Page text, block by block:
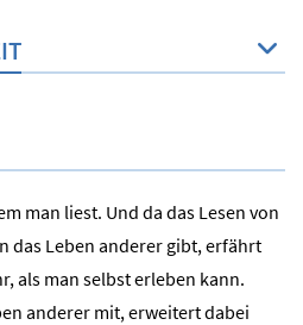
man liest. Und da das Lesen von
das Leben anderer gibt, erfährt
als man selbst erleben kann.
anderer mit, erweitert dabei